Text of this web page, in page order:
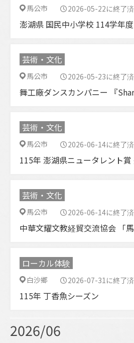
馬公市 2026-05-22に終了済
芸術・文化
馬公市 2026-05-23に終了済
芸術・文化
馬公市 2026-06-14に終了済
芸術・文化
馬公市 2026-06-14に終了済
ローカル体験
白沙鄉 2026-07-31に終了済
115年 丁香魚シーズン
2026/06